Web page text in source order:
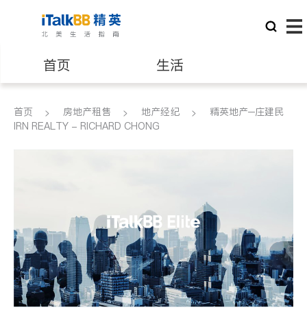
首页 生活
医生 律师
养老 非盈利组织
首页 房地产租售 地产经纪
精英地产─庄建民
IRN REALTY - RICHARD CHONG